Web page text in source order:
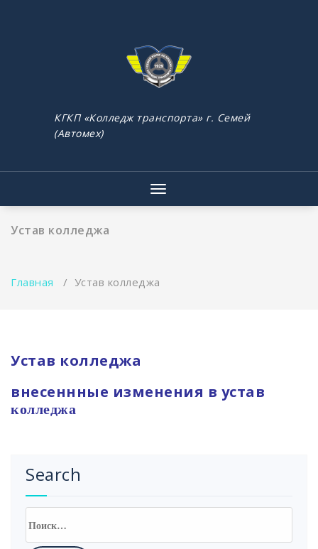
КГКП «Колледж транспорта» г. Семей
(Автомех)
Показать/
Скрыть
Устав колледжа
Главная / Устав колледжа
Устав колледжа
внесеннные изменения в устав
колледжа
Search